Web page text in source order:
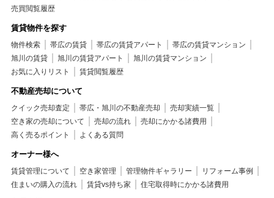
売買閲覧履歴
賃貸物件を探す
物件検索 帯広の賃貸 帯広の賃貸アパート
帯広の賃貸マンション
旭川の賃貸
旭川の賃貸アパート
旭川の賃貸マンション
お気に入りリスト
賃貸閲覧履歴
不動産売却について
クイック売却査定 帯広・旭川の不動産売却
売却実績一覧
空き家の売却について
売却の流れ
売却にかかる諸費用
高く売るポイント
よくある質問
オーナー様へ
賃貸管理について 空き家管理 管理物件ギャラリー
リフォーム事例
住まいの購入の流れ
賃貸vs持ち家 住宅取得時にかかる諸費用